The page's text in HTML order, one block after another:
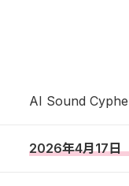
AI Sound
2026年4月17日